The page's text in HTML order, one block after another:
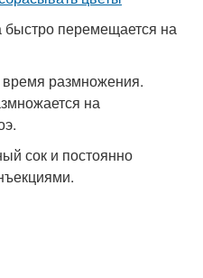
быстро перемещается на
размножения.
на
сок и постоянно